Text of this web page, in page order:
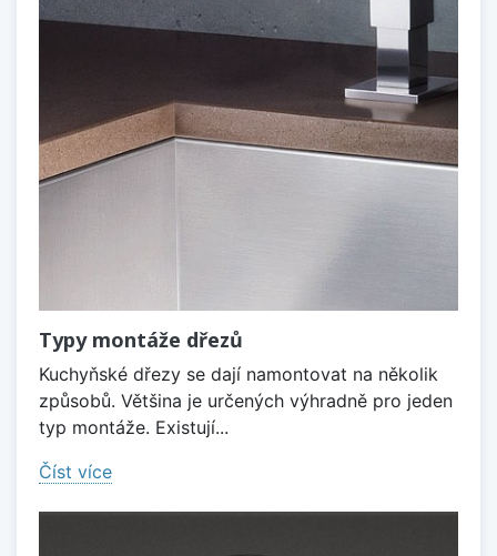
Typy montáže dřezů
Kuchyňské dřezy se dají namontovat na několik
způsobů. Většina je určených výhradně pro jeden
typ montáže. Existují...
Číst více